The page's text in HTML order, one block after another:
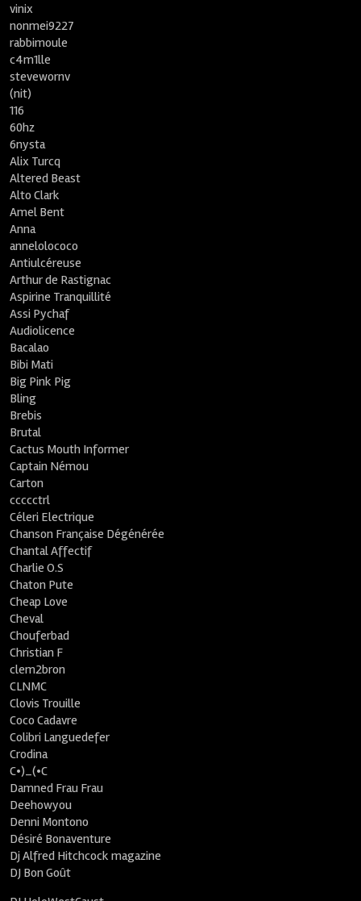
vinix
nonmei9227
rabbimoule
c4m1lle
stevewornv
(nit)
116
60hz
6nysta
Alix Turcq
Altered Beast
Alto Clark
Amel Bent
Anna
annelolococo
Antiulcéreuse
Arthur de Rastignac
Aspirine Tranquillité
Assi Pychaf
Audiolicence
Bacalao
Bibi Mati
Big Pink Pig
Bling
Brebis
Brutal
Cactus Mouth Informer
Captain Némou
Carton
ccccctrl
Céleri Electrique
Chanson Française Dégénérée
Chantal Affectif
Charlie O.S
Chaton Pute
Cheap Love
Cheval
Chouferbad
Christian F
clem2bron
CLNMC
Clovis Trouille
Coco Cadavre
Colibri Languedefer
Crodina
C•)_(•C
Damned Frau Frau
Deehowyou
Denni Montono
Désiré Bonaventure
Dj Alfred Hitchcock magazine
DJ Bon Goût